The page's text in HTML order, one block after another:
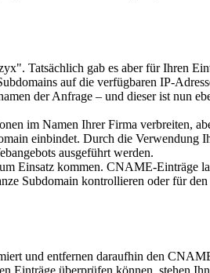
Tatsächlich gab es aber für Ihren
auf die verfügbaren IP-
der Anfrage – und dieser ist nun
im Namen Ihrer Firma verbreiten,
einbindet. Durch die Verwendung
ausgeführt werden.
Einsatz kommen. CNAME-Einträge
Subdomain kontrollieren oder für
und entfernen daraufhin den
Einträge überprüfen können, stehen